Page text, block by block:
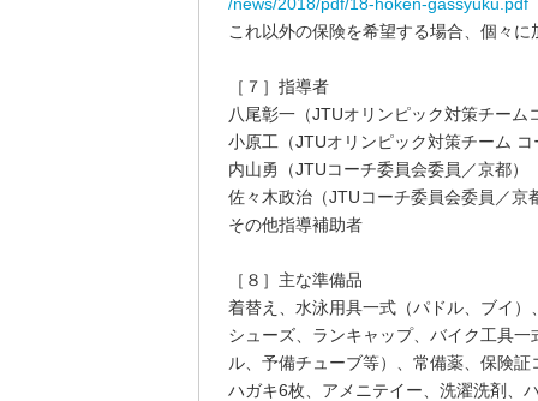
これ以外の保険を希望する場合、個々に
［７］指導者
八尾彰一（JTUオリンピック対策チーム
小原工（JTUオリンピック対策チーム
内山勇（JTUコーチ委員会委員／京都）
佐々木政治（JTUコーチ委員会委員／京
その他指導補助者
［８］主な準備品
着替え、水泳用具一式（パドル、ブイ
シューズ、ランキャップ、バイク工具
ル、予備チューブ等）、常備薬、保険
ハガキ6枚、アメニテイー、洗濯洗剤、